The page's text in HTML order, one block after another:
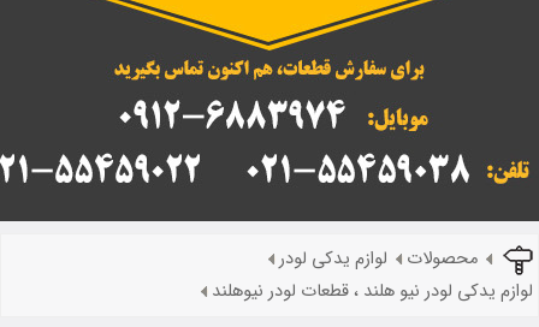
محصولات
لوازم یدکی لودر
لوازم یدکی لودر نیو هلند ، قطعات لودر نیوهلند